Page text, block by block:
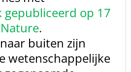
gepubliceerd op 17
.
buiten zijn
wetenschappelijke